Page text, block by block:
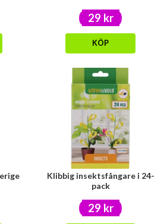
29 kr
KÖP
Klibbig insektsfångare i 24-
pack
29 kr